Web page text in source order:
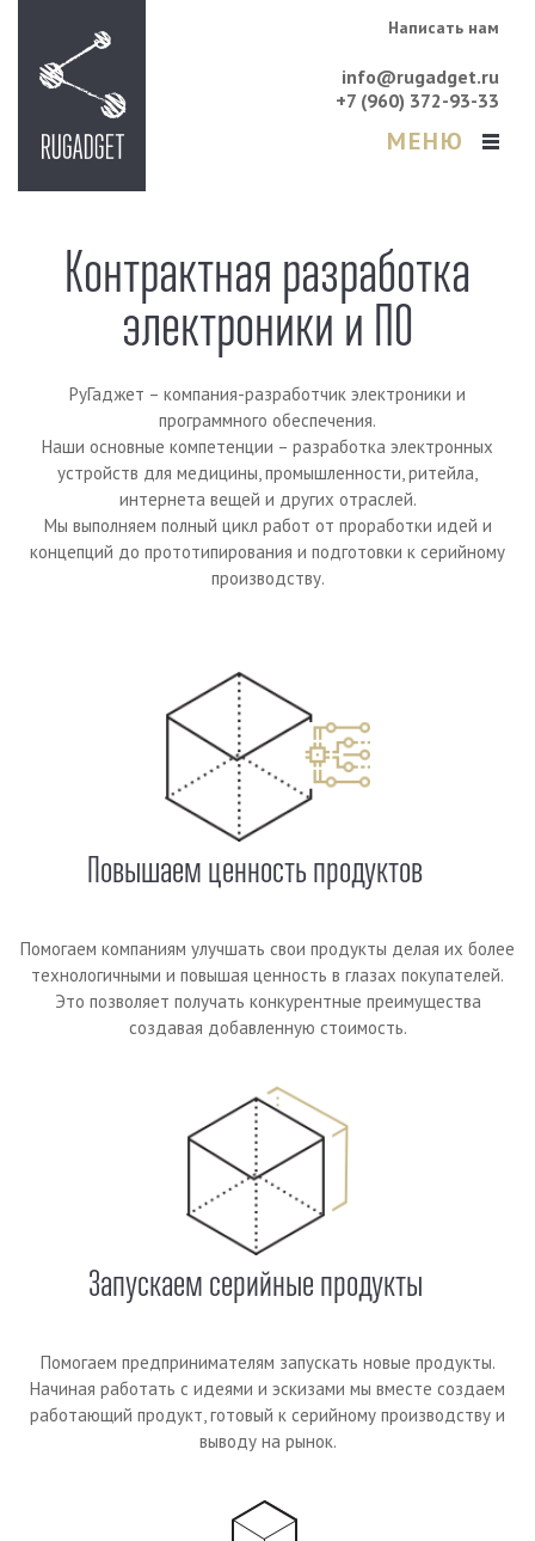
Написать нам
info@rugadget.ru
+7 (960) 372-93-33
МЕНЮ
Контрактная разработка
электроники и ПО
РуГаджет – компания-разработчик электроники и
программного обеспечения.
Наши основные компетенции – разработка электронных
устройств для медицины, промышленности, ритейла,
интернета вещей и других отраслей.
Мы выполняем полный цикл работ от проработки идей и
концепций до прототипирования и подготовки к серийному
производству.
Повышаем ценность продуктов
Помогаем компаниям улучшать свои продукты делая их более
технологичными и повышая ценность в глазах покупателей.
Это позволяет получать конкурентные преимущества
создавая добавленную стоимость.
Запускаем серийные продукты
Помогаем предпринимателям запускать новые продукты.
Начиная работать с идеями и эскизами мы вместе создаем
работающий продукт, готовый к серийному производству и
выводу на рынок.